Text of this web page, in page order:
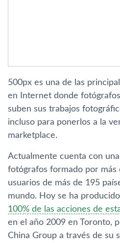
500px es una de las
en Internet donde
suben sus trabajos
incluso para ponerlos a la
marketplace.
Actualmente cuenta con
fotógrafos formado por más
usuarios de más de 195
mundo. Hoy se ha producido
100% de las acciones de
en el año 2009 en Toronto,
China Group a través de su